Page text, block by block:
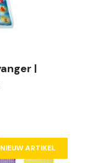
|
NIEUW ARTIKEL